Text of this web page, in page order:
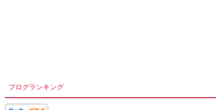
ブログランキング